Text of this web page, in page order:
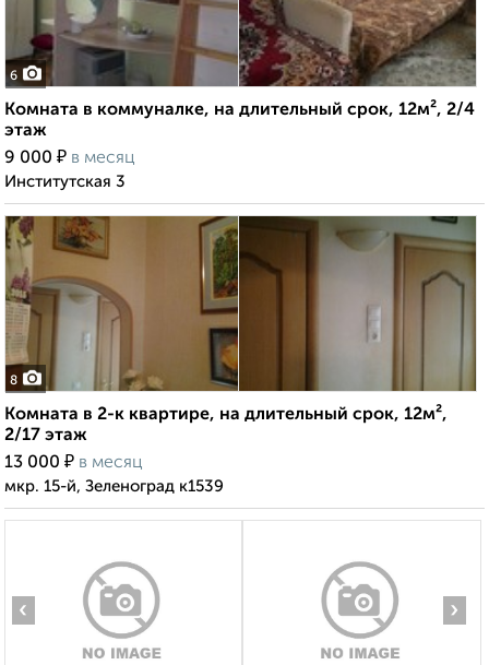
6
Комната в коммуналке, на длительный срок, 12м², 2/4
этаж
9 000 ₽ в месяц
Институтская 3
8
Комната в 2-к квартире, на длительный срок, 12м²,
2/17 этаж
13 000 ₽ в месяц
мкр. 15-й, Зеленоград к1539
‹ ›